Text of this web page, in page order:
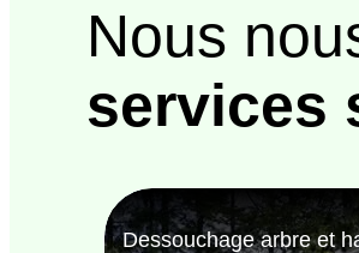
Nous
services
Bûcheron 69